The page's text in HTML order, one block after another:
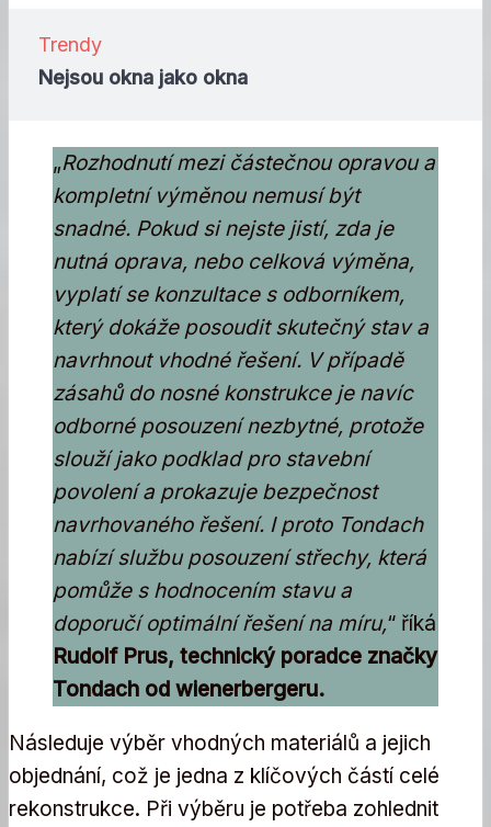
Trendy
Nejsou okna jako okna
„Rozhodnutí mezi částečnou opravou a
kompletní výměnou nemusí být
snadné. Pokud si nejste jistí, zda je
nutná oprava, nebo celková výměna,
vyplatí se konzultace s odborníkem,
který dokáže posoudit skutečný stav a
navrhnout vhodné řešení. V případě
zásahů do nosné konstrukce je navíc
odborné posouzení nezbytné, protože
slouží jako podklad pro stavební
povolení a prokazuje bezpečnost
navrhovaného řešení. I proto Tondach
nabízí službu posouzení střechy, která
pomůže s hodnocením stavu a
doporučí optimální řešení na míru,“ říká
Rudolf Prus, technický poradce značky
Tondach od wienerbergeru.
Následuje výběr vhodných materiálů a jejich
objednání, což je jedna z klíčových částí celé
rekonstrukce. Při výběru je potřeba zohlednit